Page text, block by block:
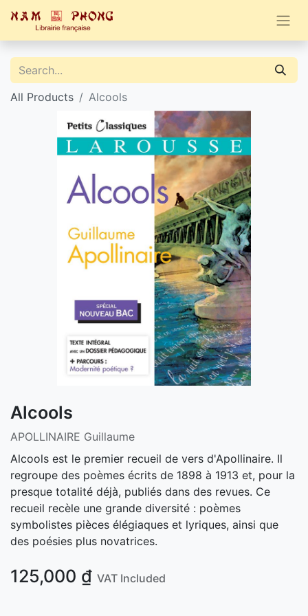
All Products Alcools
Alcools
APOLLINAIRE Guillaume
Alcools est le premier recueil de vers d'Apollinaire. Il
regroupe des poèmes écrits de 1898 à 1913 et, pour la
presque totalité déjà, publiés dans des revues. Ce
recueil recèle une grande diversité : poèmes
symbolistes pièces élégiaques et lyriques, ainsi que
des poésies plus novatrices.
125,000 ₫ VAT Included